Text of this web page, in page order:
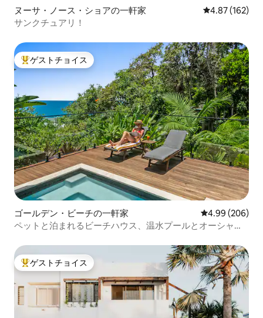
ヌーサ・ノース・ショアの一軒家 レビュー162
4.87 (162)
サンクチュアリ！
大好評のゲストチョイスです。
ゲストチョイス
ゴールデン・ビーチの一軒家 レビュー206
4.99 (206)
ペットと泊まれるビーチハウス、温水プールとオーシャン
大好評のゲストチョイスです。
ゲストチョイス